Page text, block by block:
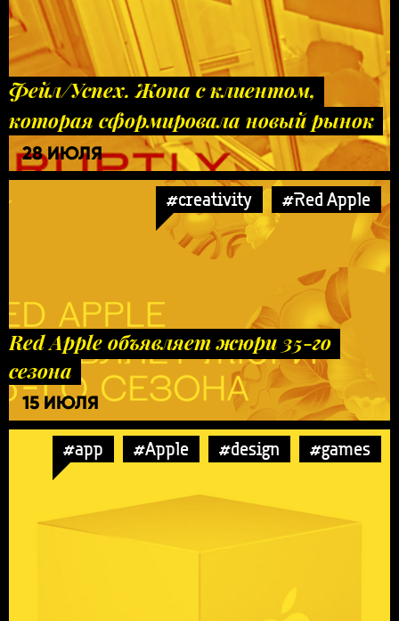
Фейл/Успех. Жопа с клиентом,
которая сформировала новый рынок
28 ИЮЛЯ
#creativity #Red Apple
Red Apple объявляет жюри 35-го
сезона
15 ИЮЛЯ
#app #Apple #design #games